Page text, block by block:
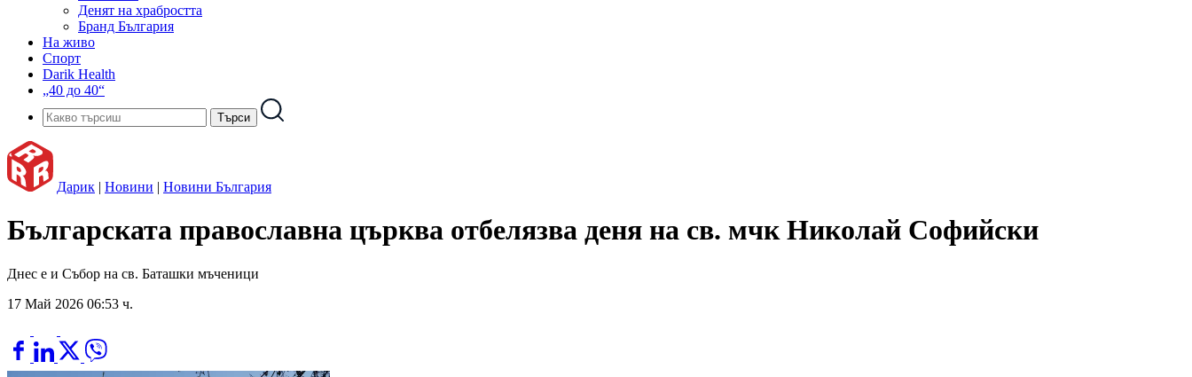
Денят на храбростта
Бранд България
На живо
Спорт
Darik Health
„40 до 40“
Дарик | Новини | Новини България
Българската православна църква отбелязва деня на св. мчк Николай Софийски
Днес е и Събор на св. Баташки мъченици
17 Май 2026 06:53 ч.